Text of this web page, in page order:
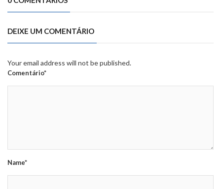
DEIXE UM COMENTÁRIO
Your email address will not be published.
Comentário*
Name*